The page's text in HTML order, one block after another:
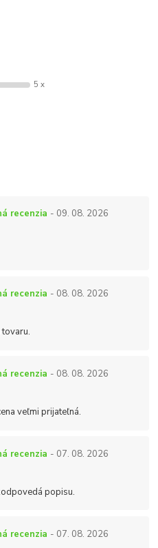
5 x
recenzia - 09. 08. 2026
recenzia - 08. 08. 2026
recenzia - 08. 08. 2026
veľmi prijateľná.
recenzia - 07. 08. 2026
popisu.
recenzia - 07. 08. 2026